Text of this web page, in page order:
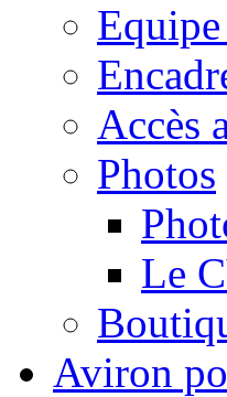
Accès
Photos
Le
Aviron